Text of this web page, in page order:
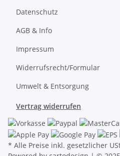
Datenschutz
AGB & Info
Impressum
Widerrufsrecht/Formular
Umwelt & Entsorgung
Vertrag widerrufen
* Alle Preise inkl. gesetzlicher